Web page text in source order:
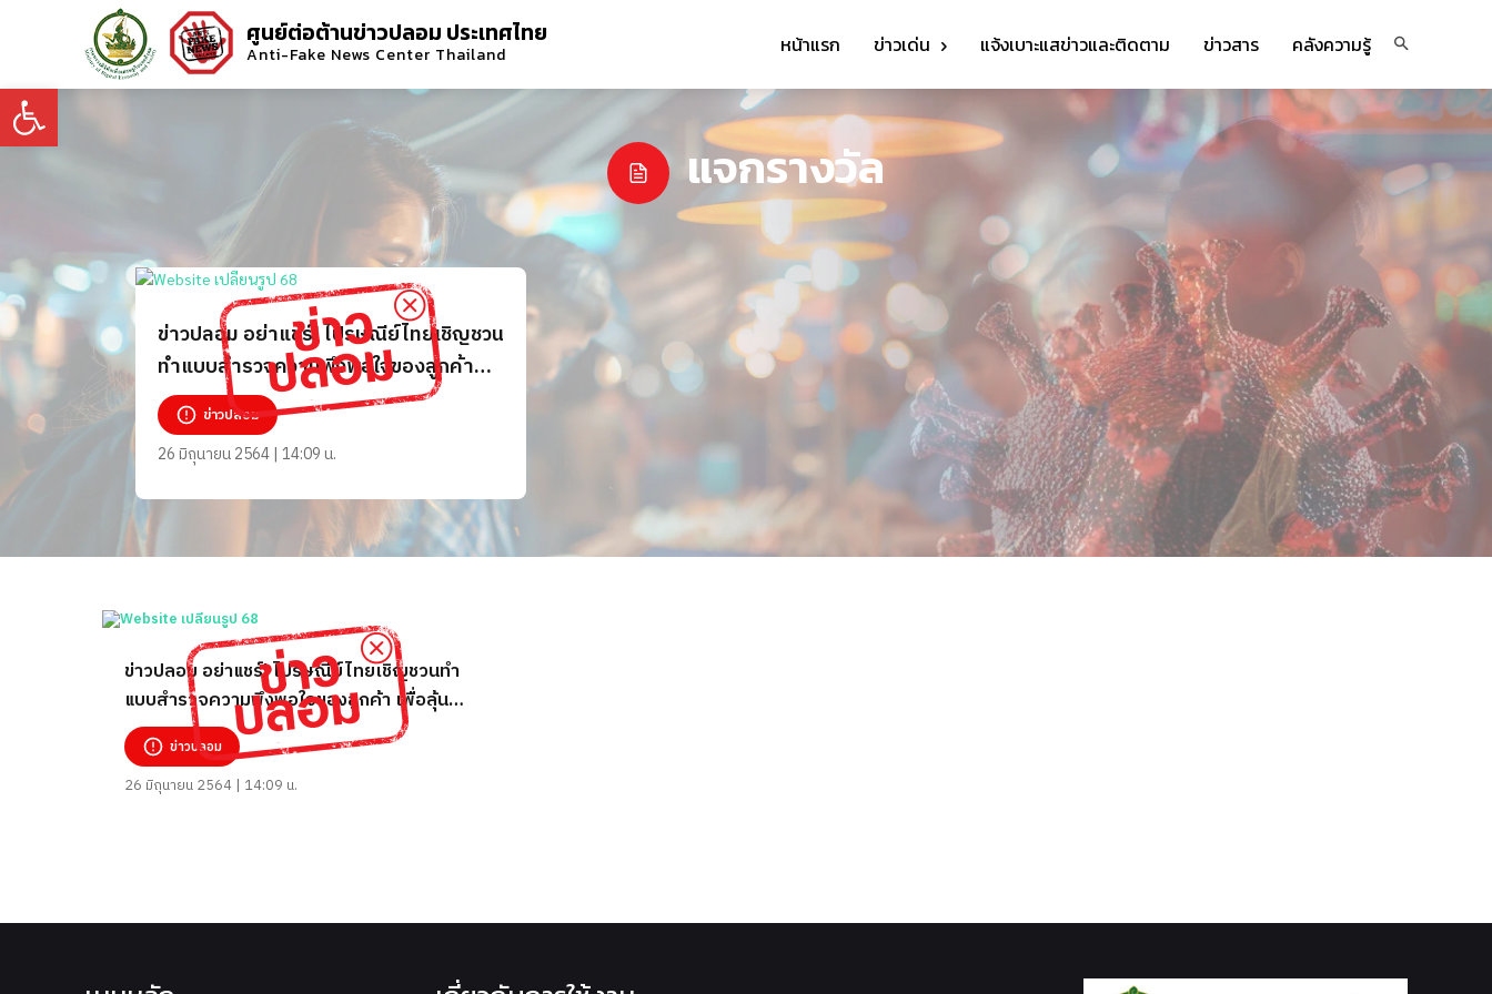
Open toolbar
ศูนย์ต่อต้านข่าวปลอม ประเทศไทย
Anti-Fake News Center Thailand หน้าแรก ข่าวเด่น แจ้งเบาะแสข่าวและติดตาม ข่าวสาร คลังความรู้
แจกรางวัล
ข่าวปลอม อย่าแชร์! ไปรษณีย์ไทยเชิญชวน
ทำแบบสำรวจความพึงพอใจของลูกค้า
เพื่อลุ้นรับของรางวัล
ข่าวปลอม
26 มิถุนายน 2564 | 14:09 น.
ข่าวปลอม อย่าแชร์! ไปรษณีย์ไทยเชิญชวนทำ
แบบสำรวจความพึงพอใจของลูกค้า เพื่อลุ้นรับ
ของรางวัล
ข่าวปลอม
26 มิถุนายน 2564 | 14:09 น.